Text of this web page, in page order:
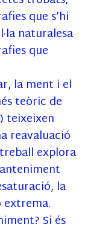
que s’hi
naturalesa
que
la ment i el
teòric de
teixeixen
reavaluació
explora
la
Si és